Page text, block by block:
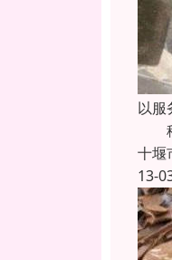
以服
稀
十堰
13-